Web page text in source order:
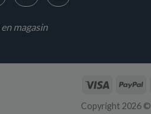
magasin
Copyright 2026 ©